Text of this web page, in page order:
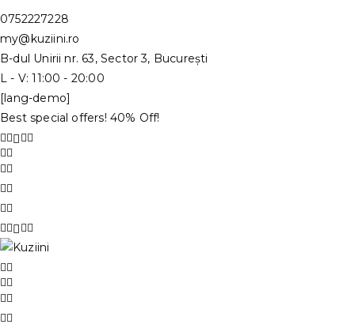
0752227228
my@kuziini.ro
B-dul Unirii nr. 63, Sector 3, București
L - V: 11:00 - 20:00
[lang-demo]
Best special offers! 40% Off!